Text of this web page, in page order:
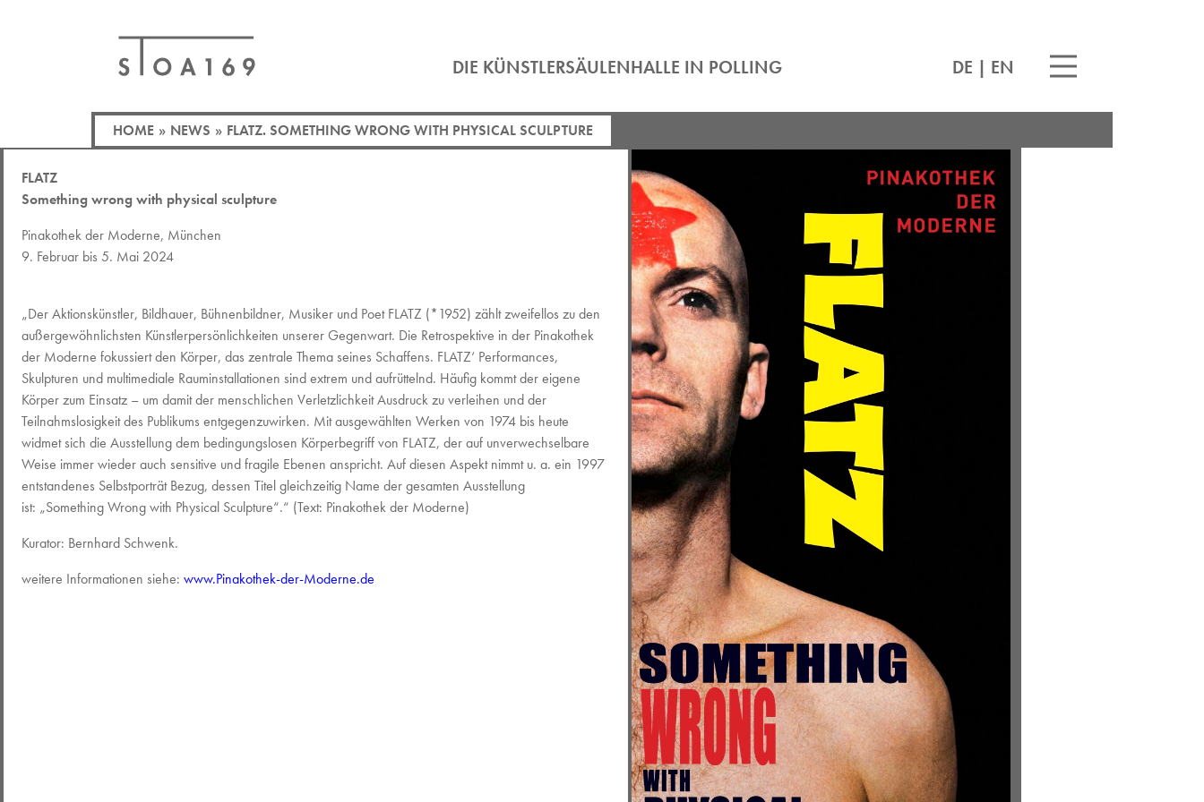
DIE KÜNSTLERSÄULENHALLE IN POLLING DE | EN
HOME » NEWS » FLATZ. SOMETHING WRONG WITH PHYSICAL SCULPTURE
FLATZ
Something wrong with physical sculpture
Pinakothek der Moderne, München
9. Februar bis 5. Mai 2024
„Der Aktionskünstler, Bildhauer, Bühnenbildner, Musiker und Poet FLATZ (*1952) zählt zweifellos zu den
außergewöhnlichsten Künstlerpersönlichkeiten unserer Gegenwart. Die Retrospektive in der Pinakothek
der Moderne fokussiert den Körper, das zentrale Thema seines Schaffens. FLATZ‘ Performances,
Skulpturen und multimediale Rauminstallationen sind extrem und aufrüttelnd. Häufig kommt der eigene
Körper zum Einsatz – um damit der menschlichen Verletzlichkeit Ausdruck zu verleihen und der
Teilnahmslosigkeit des Publikums entgegenzuwirken. Mit ausgewählten Werken von 1974 bis heute
widmet sich die Ausstellung dem bedingungslosen Körperbegriff von FLATZ, der auf unverwechselbare
Weise immer wieder auch sensitive und fragile Ebenen anspricht. Auf diesen Aspekt nimmt u. a. ein 1997
entstandenes Selbstporträt Bezug, dessen Titel gleichzeitig Name der gesamten Ausstellung
ist: „Something Wrong with Physical Sculpture“.“ (Text: Pinakothek der Moderne)
Kurator: Bernhard Schwenk.
weitere Informationen siehe: www.Pinakothek-der-Moderne.de